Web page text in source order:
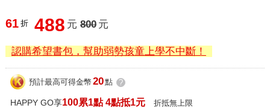
61 折 488 元 800 元
認購希望書包，幫助弱勢孩童上學不中斷！
預計最高可得金幣 20點 ?
HAPPY GO享100累1點 4點抵1元 折抵無上限